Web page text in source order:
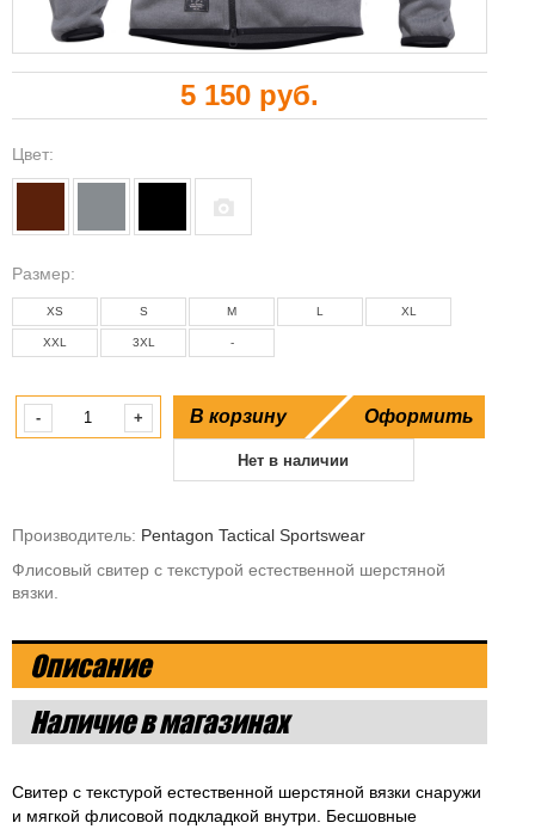
5 150 руб.
Цвет:
Размeр:
XS S M L XL
XXL 3XL -
- + В корзину Оформить
Нет в наличии
Производитель: Pentagon Tactical Sportswear
Флисовый свитер с текстурой естественной шерстяной
вязки.
Описание
Наличие в магазинах
Свитер с текстурой естественной шерстяной вязки снаружи
и мягкой флисовой подкладкой внутри. Бесшовные